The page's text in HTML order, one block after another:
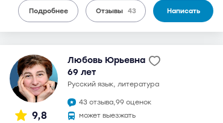
Подробнее Отзывы 43 Написать
9,8
Любовь Юрьевна
69 лет
русский язык, литература
43 отзыва,99 оценок
может выезжать